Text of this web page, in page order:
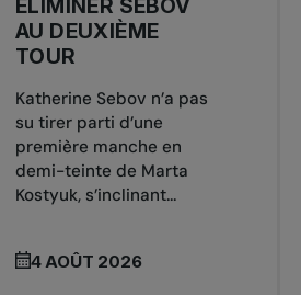
ÉLIMINER SEBOV
AU DEUXIÈME
TOUR
Katherine Sebov n’a pas
su tirer parti d’une
première manche en
demi-teinte de Marta
Kostyuk, s’inclinant...
4 AOÛT 2026